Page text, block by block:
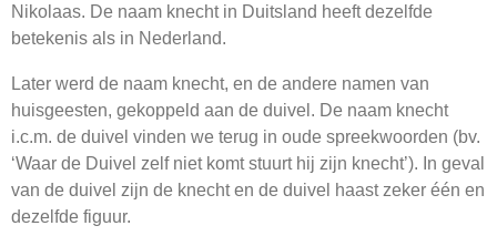
Nikolaas. De naam knecht in Duitsland heeft dezelfde
betekenis als in Nederland.
Later werd de naam knecht, en de andere namen van
huisgeesten, gekoppeld aan de duivel. De naam knecht
i.c.m. de duivel vinden we terug in oude spreekwoorden (bv.
‘Waar de Duivel zelf niet komt stuurt hij zijn knecht’). In geval
van de duivel zijn de knecht en de duivel haast zeker één en
dezelfde figuur.